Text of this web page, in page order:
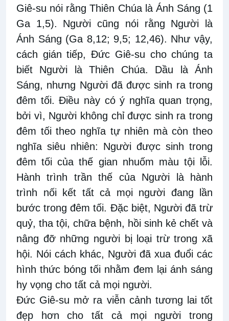
Giê-su nói rằng Thiên Chúa là Ánh Sáng (1
Ga 1,5). Người cũng nói rằng Người là
Ánh Sáng (Ga 8,12; 9,5; 12,46). Như vậy,
cách gián tiếp, Đức Giê-su cho chúng ta
biết Người là Thiên Chúa. Dầu là Ánh
Sáng, nhưng Người đã được sinh ra trong
đêm tối. Điều này có ý nghĩa quan trọng,
bởi vì, Người không chỉ được sinh ra trong
đêm tối theo nghĩa tự nhiên mà còn theo
nghĩa siêu nhiên: Người được sinh trong
đêm tối của thế gian nhuốm màu tội lỗi.
Hành trình trần thế của Người là hành
trình nối kết tất cả mọi người đang lần
bước trong đêm tối. Đặc biệt, Người đã trừ
quỷ, tha tội, chữa bệnh, hồi sinh kẻ chết và
nâng đỡ những người bị loại trừ trong xã
hội. Nói cách khác, Người đã xua đuổi các
hình thức bóng tối nhằm đem lại ánh sáng
hy vọng cho tất cả mọi người.
Đức Giê-su mở ra viễn cảnh tương lai tốt
đẹp hơn cho tất cả mọi người trong